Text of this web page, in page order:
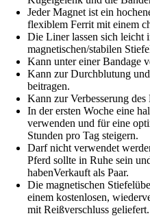
Jeder Magnet ist ein
flexiblem Ferrit mit einem
Die Liner lassen sich leicht
magnetischen/stabilen
Kann unter einer Bandage
Kann zur Durchblutung
beitragen.
Kann zur Verbesserung
In der ersten Woche eine
verwenden und für eine
Stunden pro Tag steigern.
Darf nicht verwendet
Pferd sollte in Ruhe sein
habenVerkauft als Paar.
Die magnetischen
einem kostenlosen,
mit Reißverschluss geliefert.